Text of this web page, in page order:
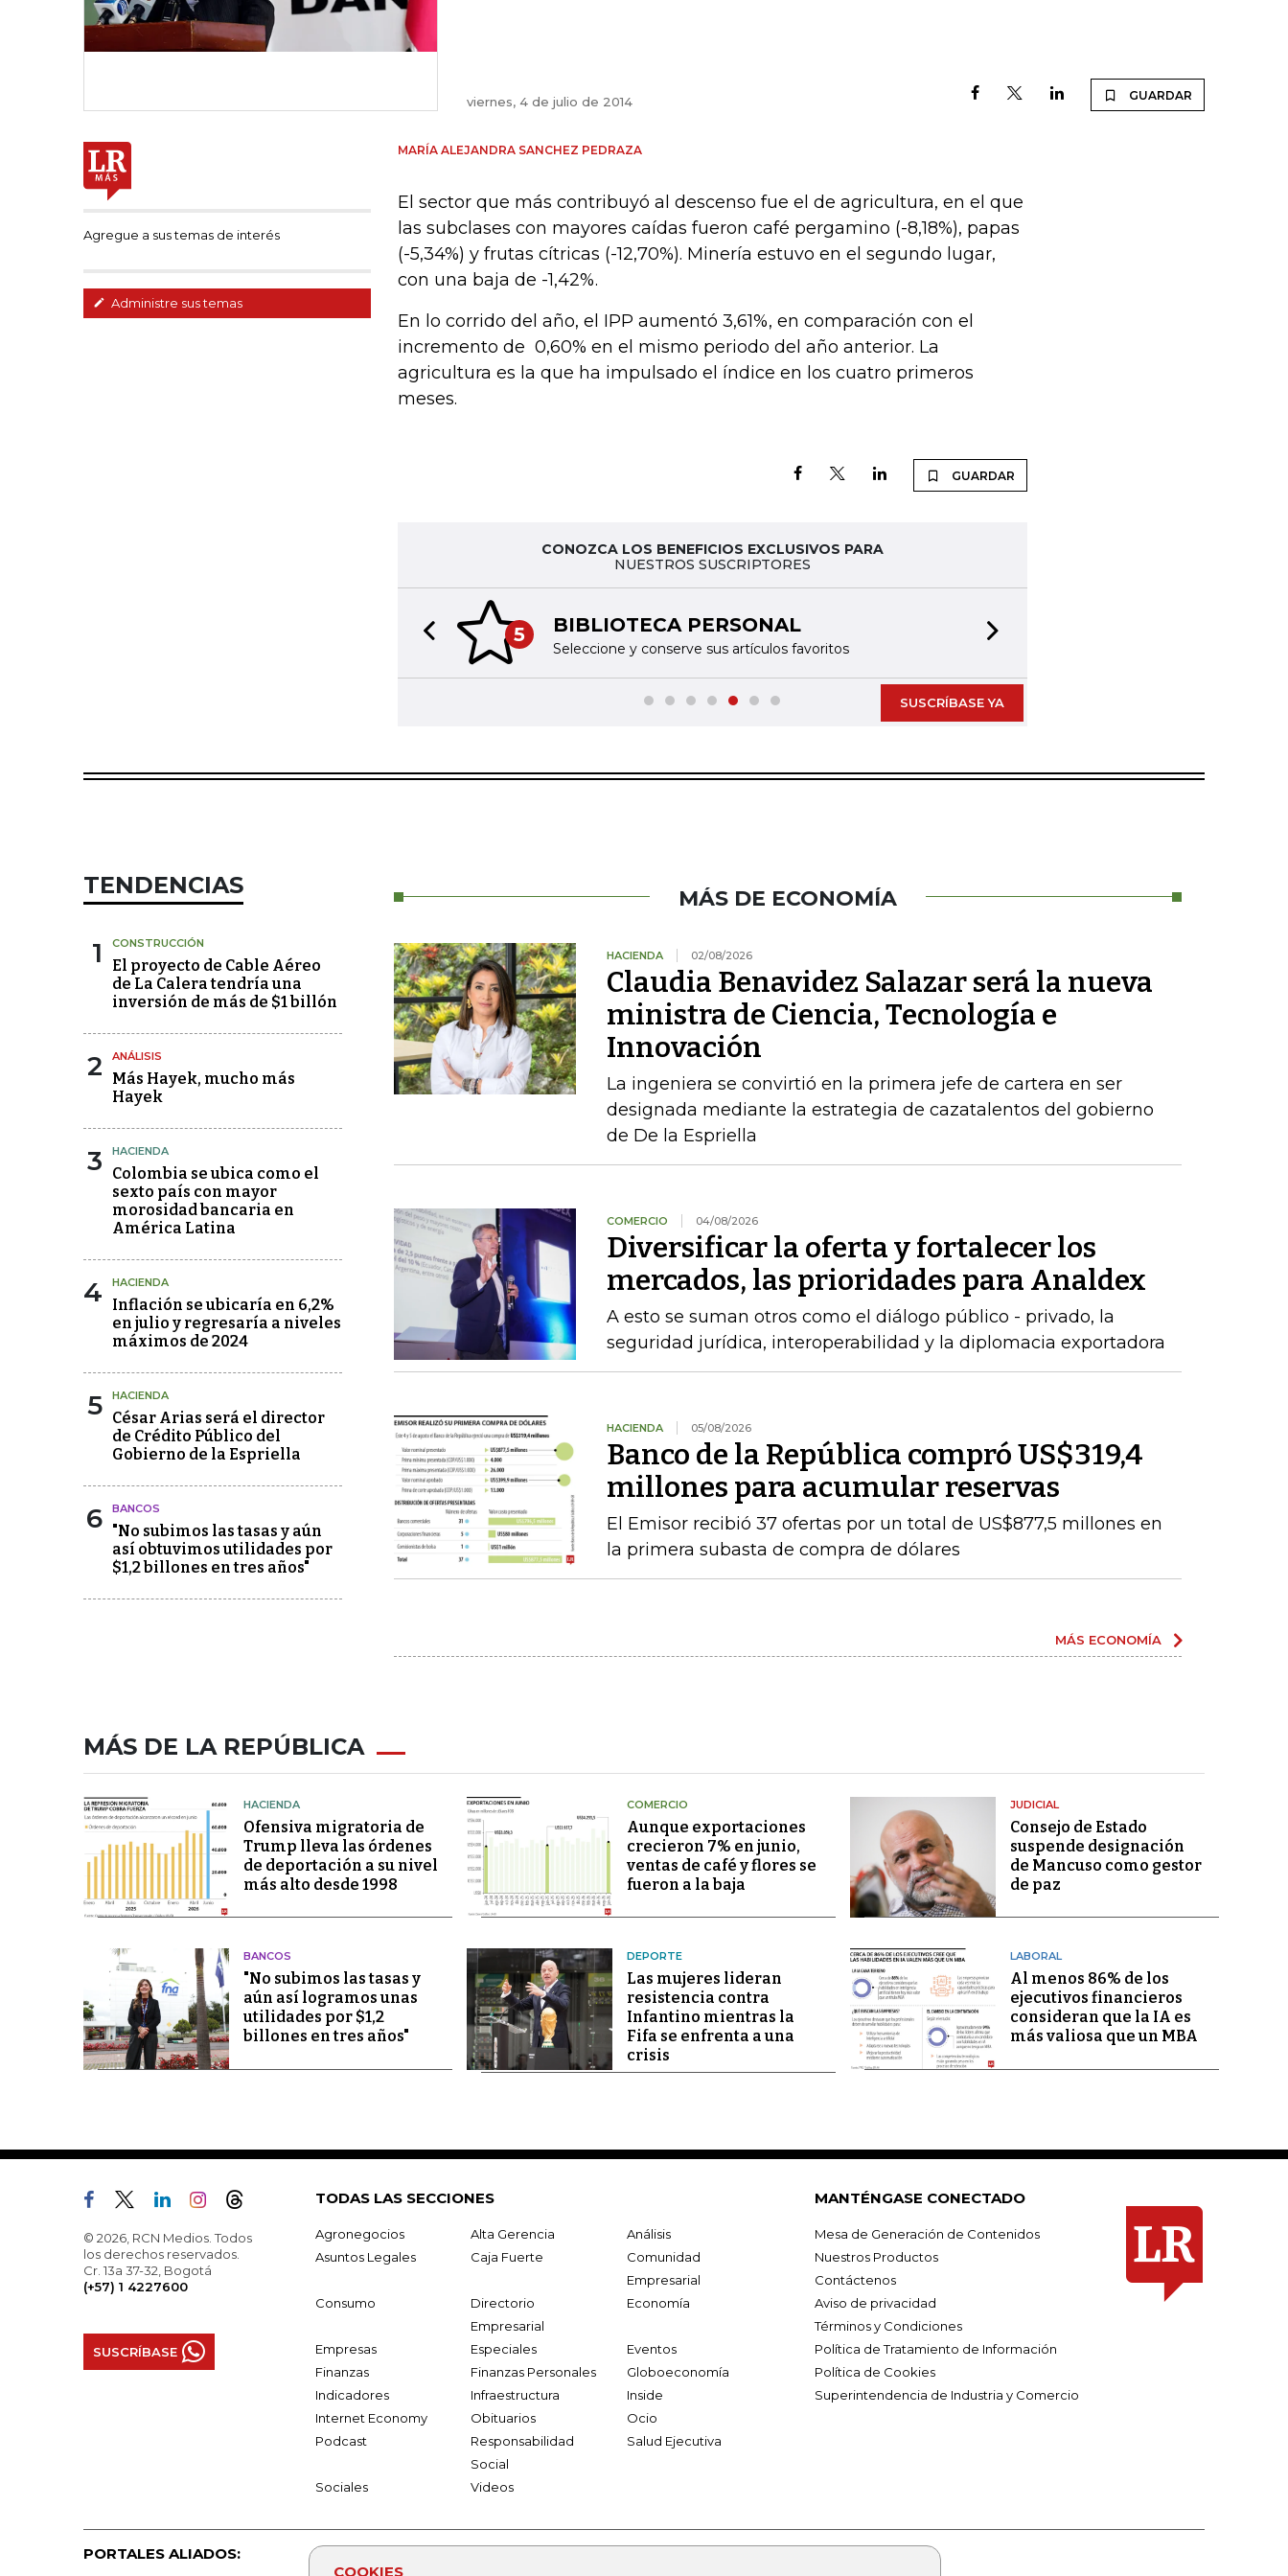
COOKIES
viernes, 4 de julio de 2014 GUARDAR
Agregue a sus temas de interés
Administre sus temas
MARÍA ALEJANDRA SANCHEZ PEDRAZA
El sector que más contribuyó al descenso fue el de agricultura, en el que
las subclases con mayores caídas fueron café pergamino (-8,18%), papas
(-5,34%) y frutas cítricas (-12,70%). Minería estuvo en el segundo lugar,
con una baja de -1,42%.
En lo corrido del año, el IPP aumentó 3,61%, en comparación con el
incremento de 0,60% en el mismo periodo del año anterior. La
agricultura es la que ha impulsado el índice en los cuatro primeros
meses.
GUARDAR
CONOZCA LOS BENEFICIOS EXCLUSIVOS PARA
NUESTROS SUSCRIPTORES
5 BIBLIOTECA PERSONAL
Seleccione y conserve sus artículos favoritos
Previous slide
SUSCRÍBASE YA
TENDENCIAS
1 CONSTRUCCIÓN
El proyecto de Cable Aéreo
de La Calera tendría una
inversión de más de $1 billón
2 ANÁLISIS
Más Hayek, mucho más
Hayek
3 HACIENDA
Colombia se ubica como el
sexto país con mayor
morosidad bancaria en
América Latina
4 HACIENDA
Inflación se ubicaría en 6,2%
en julio y regresaría a niveles
máximos de 2024
5 HACIENDA
César Arias será el director
de Crédito Público del
Gobierno de la Espriella
6 BANCOS
"No subimos las tasas y aún
así obtuvimos utilidades por
$1,2 billones en tres años"
MÁS DE ECONOMÍA
HACIENDA 02/08/2026
Claudia Benavidez Salazar será la nueva
ministra de Ciencia, Tecnología e
Innovación
La ingeniera se convirtió en la primera jefe de cartera en ser
designada mediante la estrategia de cazatalentos del gobierno
de De la Espriella
COMERCIO 04/08/2026
Diversificar la oferta y fortalecer los
mercados, las prioridades para Analdex
A esto se suman otros como el diálogo público - privado, la
seguridad jurídica, interoperabilidad y la diplomacia exportadora
HACIENDA 05/08/2026
Banco de la República compró US$319,4
millones para acumular reservas
El Emisor recibió 37 ofertas por un total de US$877,5 millones en
la primera subasta de compra de dólares
MÁS ECONOMÍA
MÁS DE LA REPÚBLICA
HACIENDA
Ofensiva migratoria de
Trump lleva las órdenes
de deportación a su nivel
más alto desde 1998
COMERCIO
Aunque exportaciones
crecieron 7% en junio,
ventas de café y flores se
fueron a la baja
JUDICIAL
Consejo de Estado
suspende designación
de Mancuso como gestor
de paz
BANCOS
"No subimos las tasas y
aún así logramos unas
utilidades por $1,2
billones en tres años"
DEPORTE
Las mujeres lideran
resistencia contra
Infantino mientras la
Fifa se enfrenta a una
crisis
LABORAL
Al menos 86% de los
ejecutivos financieros
consideran que la IA es
más valiosa que un MBA
© 2026, RCN Medios. Todos
los derechos reservados.
Cr. 13a 37-32, Bogotá
(+57) 1 4227600
SUSCRÍBASE
TODAS LAS SECCIONES
Agronegocios Alta Gerencia
Análisis
Asuntos Legales
Caja Fuerte
Comunidad
Empresarial
Consumo
Directorio
Empresarial
Economía
Empresas Especiales
Eventos
Finanzas
Finanzas Personales
Globoeconomía
Indicadores
Infraestructura
Inside
Internet Economy
Obituarios
Ocio
Podcast
Responsabilidad
Social
Salud Ejecutiva
Sociales Videos
MANTÉNGASE CONECTADO
Mesa de Generación de Contenidos
Nuestros Productos
Contáctenos
Aviso de privacidad
Términos y Condiciones
Política de Tratamiento de Información
Política de Cookies
Superintendencia de Industria y Comercio
PORTALES ALIADOS: